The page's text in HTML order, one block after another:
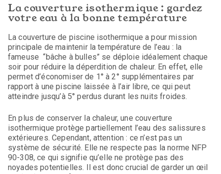
La couverture isothermique : gardez
votre eau à la bonne température
La couverture de piscine isothermique a pour mission
principale de maintenir la température de l’eau : la
fameuse “bâche à bulles” se déploie idéalement chaque
soir pour réduire la déperdition de chaleur. En effet, elle
permet d’économiser de 1° à 2° supplémentaires par
rapport à une piscine laissée à l’air libre, ce qui peut
atteindre jusqu’à 5° perdus durant les nuits froides.
En plus de conserver la chaleur, une couverture
isothermique protège partiellement l’eau des salissures
extérieures. Cependant, attention : ce n’est pas un
système de sécurité. Elle ne respecte pas la norme NFP
90-308, ce qui signifie qu’elle ne protège pas des
noyades potentielles. Il est donc crucial de garder un œil